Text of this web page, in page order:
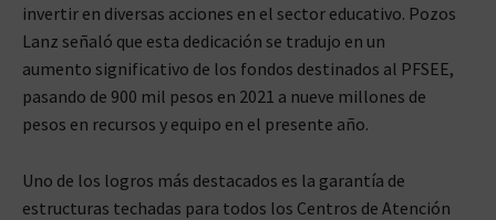
invertir en diversas acciones en el sector educativo. Pozos
Lanz señaló que esta dedicación se tradujo en un
aumento significativo de los fondos destinados al PFSEE,
pasando de 900 mil pesos en 2021 a nueve millones de
pesos en recursos y equipo en el presente año.
Uno de los logros más destacados es la garantía de
estructuras techadas para todos los Centros de Atención